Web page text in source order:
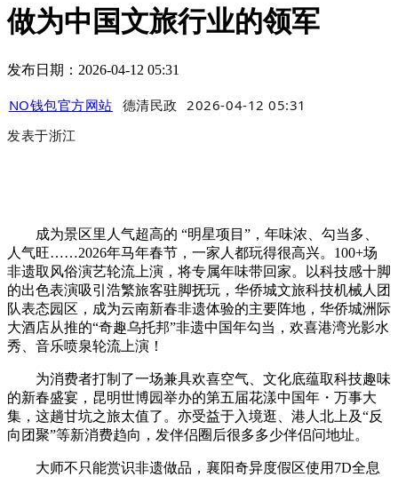
做为中国文旅行业的领军
发布日期：2026-04-12 05:31
NO钱包官方网站 德清民政
2026-04-12 05:31
发表于浙江
成为景区里人气超高的 “明星项目”，年味浓、勾当多、
人气旺……2026年马年春节，一家人都玩得很高兴。100+场
非遗取风俗演艺轮流上演，将专属年味带回家。以科技感十脚
的出色表演吸引浩繁旅客驻脚抚玩，华侨城文旅科技机械人团
队表态园区，成为云南新春非遗体验的主要阵地，华侨城洲际
大酒店从推的“奇趣乌托邦”非遗中国年勾当，欢喜港湾光影水
秀、音乐喷泉轮流上演！
为消费者打制了一场兼具欢喜空气、文化底蕴取科技趣味
的新春盛宴，昆明世博园举办的第五届花漾中国年・万事大
集，这趟甘坑之旅太值了。亦受益于入境逛、港人北上及“反
向团聚”等新消费趋向，发伴侣圈后很多多少伴侣问地址。
大师不只能赏识非遗做品，襄阳奇异度假区使用7D全息